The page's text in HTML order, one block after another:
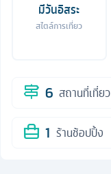
มีวันอิสระ
สไตล์การเที่ยว
6 สถานที่เที่ยว
1 ร้านช้อปปิ้ง